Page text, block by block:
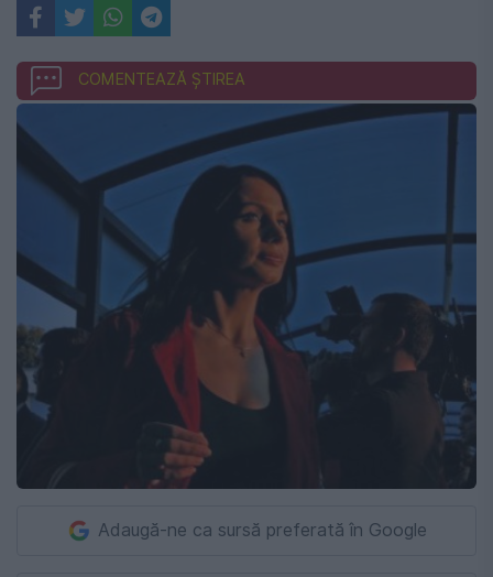
COMENTEAZĂ ȘTIREA
Adaugă-ne ca sursă preferată în Google